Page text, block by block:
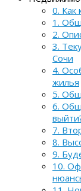
0. Как
1.
2.
3.
Сочи
4.
жилья
5.
6.
7.
8.
9.
10.